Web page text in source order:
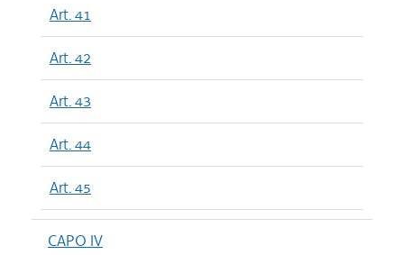
Art. 41
Art. 42
Art. 43
Art. 44
Art. 45
CAPO IV